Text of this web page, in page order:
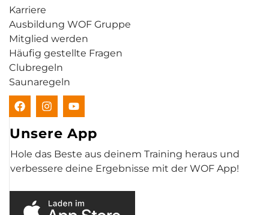
Karriere
Ausbildung WOF Gruppe
Mitglied werden
Häufig gestellte Fragen
Clubregeln
Saunaregeln
Unsere App
Hole das Beste aus deinem Training heraus und
verbessere deine Ergebnisse mit der WOF App!